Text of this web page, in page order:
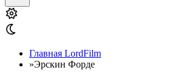
Главная LordFilm
»Эрскин Форде